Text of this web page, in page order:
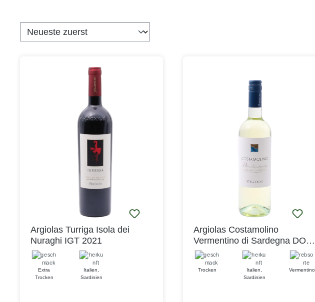
Argiolas Turriga Isola dei
Nuraghi IGT 2021
Extra
Trocken
Italien
Sardinien
Argiolas Costamolino
Vermentino di Sardegna DOC
2025
Trocken Italien
Sardinien
Vermentino